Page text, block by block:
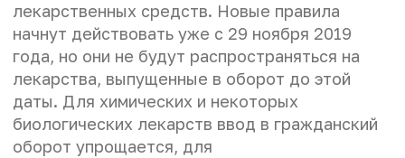
лекарственных средств. Новые правила
начнут действовать уже с 29 ноября 2019
года, но они не будут распространяться на
лекарства, выпущенные в оборот до этой
даты. Для химических и некоторых
биологических лекарств ввод в гражданский
оборот упрощается, для